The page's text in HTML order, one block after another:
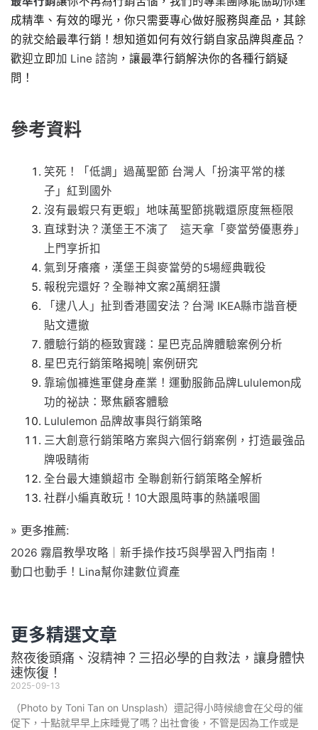
成精準、有效的曝光，你只需要專心做好服務與產品，其餘
的就交給最準行銷！想知道如何有效行銷自家品牌與產品？
歡迎立即加 Line 諮詢 ，讓最準行銷解決你的各種行銷疑
問！
參考資料
笑死！「低調」過萬聖節 台灣人「扮演平常的樣
子」紅到國外
沒有最蝦只有更蝦」地味萬聖節挑戰還原度無極限
直球對決？漢堡王不演了 這天拿「麥當勞優惠券」
上門享折扣
氣到牙癢癢，漢堡王與麥當勞的5場經典戰役
報稅完還好？全聯神文案2萬網狂讚
「逮八人」扯到香港國安法？台灣 IKEA縣市諧音梗
貼文遭撤
體驗行銷的極致實踐：星巴克品牌體驗案例分析
星巴克行銷策略揭曉| 案例研究
靠瑜伽褲進軍健身產業！運動服飾品牌Lululemon成
功的祕訣：聚焦顧客體驗
Lululemon 品牌故事與行銷策略
三大創意行銷策略方案與六個行銷案例，打造最強品
牌吸睛術
全台最大連鎖超市 全聯創新行銷策略全解析
社群小編真敢玩！10大跟風時事的熱議哏圖
» 更多推薦:
2026 霧眉教學攻略｜新手操作技巧與學習入門指南！
動口也動手！Lina幫你建數位資產
更多精選文章
熬夜後頭痛、沒精神？三招必學的自救法，讓身體快
速恢復！
2025-09-13
（Photo by Toni Tan on Unsplash）還記得小時候總會在父母的催
促下，十點就早早上床睡覺了嗎？出社會後，不管是因為工作或是